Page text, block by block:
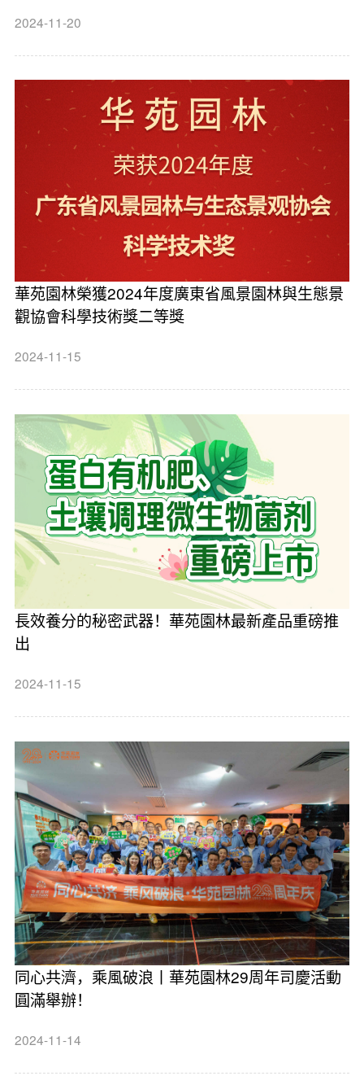
2024-11-20
華苑園林榮獲2024年度廣東省風景園林與生態景
觀協會科學技術獎二等獎
2024-11-15
長效養分的秘密武器！華苑園林最新產品重磅推
出
2024-11-15
同心共濟，乘風破浪丨華苑園林29周年司慶活動
圓滿舉辦！
2024-11-14